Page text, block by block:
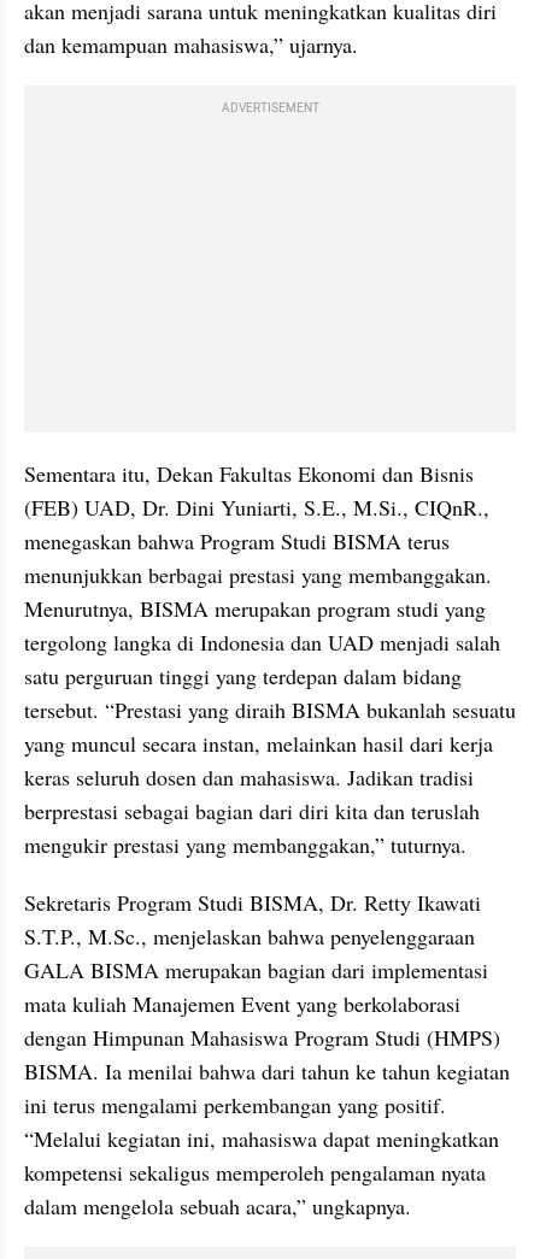
akan menjadi sarana untuk meningkatkan kualitas diri
dan kemampuan mahasiswa,” ujarnya.
ADVERTISEMENT
Sementara itu, Dekan Fakultas Ekonomi dan Bisnis
(FEB) UAD, Dr. Dini Yuniarti, S.E., M.Si., CIQnR.,
menegaskan bahwa Program Studi BISMA terus
menunjukkan berbagai prestasi yang membanggakan.
Menurutnya, BISMA merupakan program studi yang
tergolong langka di Indonesia dan UAD menjadi salah
satu perguruan tinggi yang terdepan dalam bidang
tersebut. “Prestasi yang diraih BISMA bukanlah sesuatu
yang muncul secara instan, melainkan hasil dari kerja
keras seluruh dosen dan mahasiswa. Jadikan tradisi
berprestasi sebagai bagian dari diri kita dan teruslah
mengukir prestasi yang membanggakan,” tuturnya.
Sekretaris Program Studi BISMA, Dr. Retty Ikawati
S.T.P., M.Sc., menjelaskan bahwa penyelenggaraan
GALA BISMA merupakan bagian dari implementasi
mata kuliah Manajemen Event yang berkolaborasi
dengan Himpunan Mahasiswa Program Studi (HMPS)
BISMA. Ia menilai bahwa dari tahun ke tahun kegiatan
ini terus mengalami perkembangan yang positif.
“Melalui kegiatan ini, mahasiswa dapat meningkatkan
kompetensi sekaligus memperoleh pengalaman nyata
dalam mengelola sebuah acara,” ungkapnya.